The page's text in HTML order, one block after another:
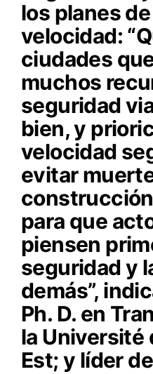
los planes
velocidad:
ciudades
muchos
seguridad
bien, y
velocidad
evitar
para que
piensen
seguridad y
demás”,
Ph. D. en
la Université
Est; y líder